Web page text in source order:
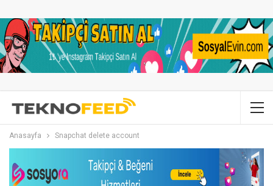
Anasayfa Snapchat delete account